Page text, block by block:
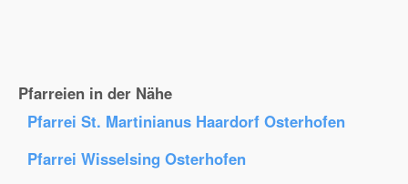
Pfarreien in der Nähe
Pfarrei St. Martinianus Haardorf Osterhofen
Pfarrei Wisselsing Osterhofen